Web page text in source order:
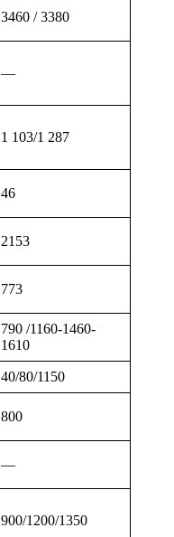
3460 / 3380
—
1 103/1 287
46
2153
773
790 /1160-1460-
1610
40/80/1150
800
—
900/1200/1350